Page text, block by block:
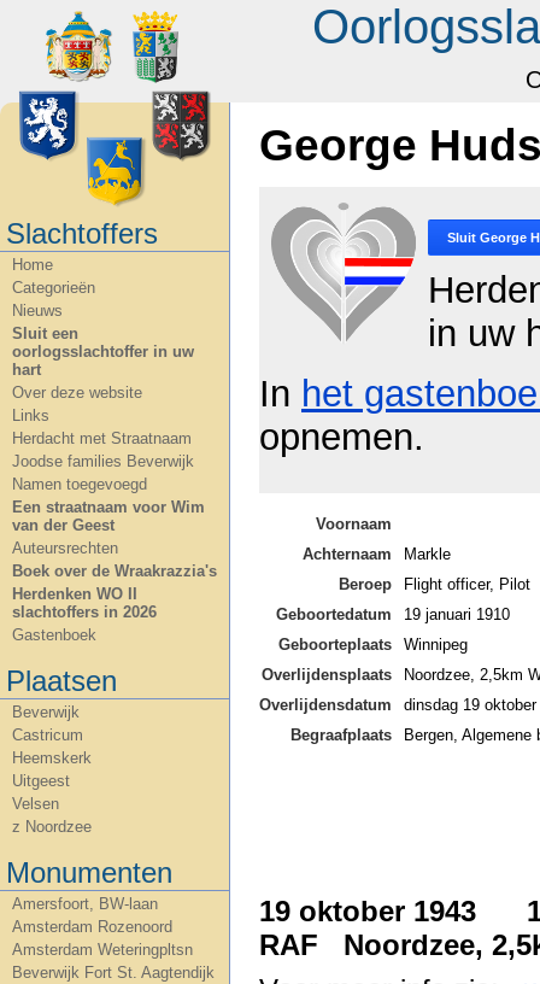
Slachtoffers
Home
Categorieën
Nieuws
Sluit een
oorlogsslachtoffer in uw
hart
Over deze website
Links
Herdacht met Straatnaam
Joodse families Beverwijk
Namen toegevoegd
Een straatnaam voor Wim
van der Geest
Auteursrechten
Boek over de Wraakrazzia's
Herdenken WO II
slachtoffers in 2026
Gastenboek
Plaatsen
Beverwijk
Castricum
Heemskerk
Uitgeest
Velsen
z Noordzee
Monumenten
Amersfoort, BW-laan
Amsterdam Rozenoord
Amsterdam Weteringpltsn
Beverwijk Fort St. Aagtendijk
George
Sluit George
in uw
In het
opnemen.
Voornaam
Achternaam
Markle
Beroep
Flight officer, Pilot
Geboortedatum
19 januari 1910
Geboorteplaats
Winnipeg
Overlijdensplaats
Noordzee, 2,5km
Overlijdensdatum
dinsdag 19 oktober
Begraafplaats
Bergen, Algemene
19 oktober 1943
RAF Noordzee,